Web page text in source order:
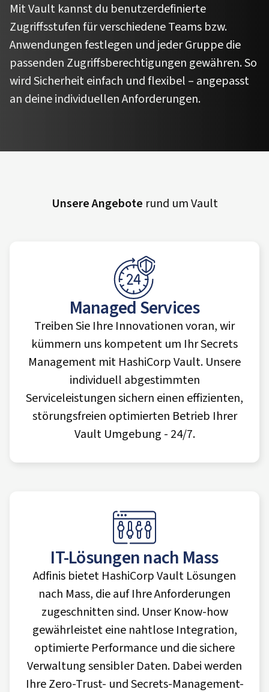
Mit Vault kannst du benutzerdefinierte
Zugriffsstufen für verschiedene Teams bzw.
Anwendungen festlegen und jeder Gruppe die
passenden Zugriffsberechtigungen gewähren. So
wird Sicherheit einfach und flexibel – angepasst
an deine individuellen Anforderungen.
Unsere Angebote rund um Vault
Managed Services
Treiben Sie Ihre Innovationen voran, wir
kümmern uns kompetent um Ihr Secrets
Management mit HashiCorp Vault. Unsere
individuell abgestimmten
Serviceleistungen sichern einen effizienten,
störungsfreien optimierten Betrieb Ihrer
Vault Umgebung - 24/7.
IT-Lösungen nach Mass
Adfinis bietet HashiCorp Vault Lösungen
nach Mass, die auf Ihre Anforderungen
zugeschnitten sind. Unser Know-how
gewährleistet eine nahtlose Integration,
optimierte Performance und die sichere
Verwaltung sensibler Daten. Dabei werden
Ihre Zero-Trust- und Secrets-Management-